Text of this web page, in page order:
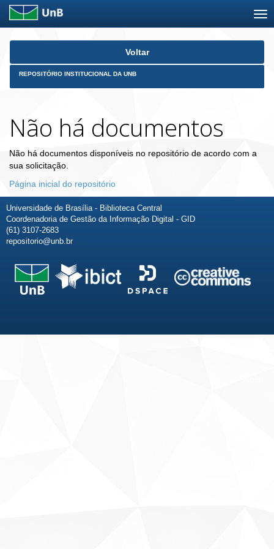
Skip
Voltar
REPOSITÓRIO INSTITUCIONAL DA UNB
Não há documentos
Não há documentos disponíveis no repositório de acordo com a
sua solicitação.
Página inicial do repositório
Universidade de Brasília - Biblioteca Central
Coordenadoria de Gestão da Informação Digital - GID
(61) 3107-2683
repositorio@unb.br